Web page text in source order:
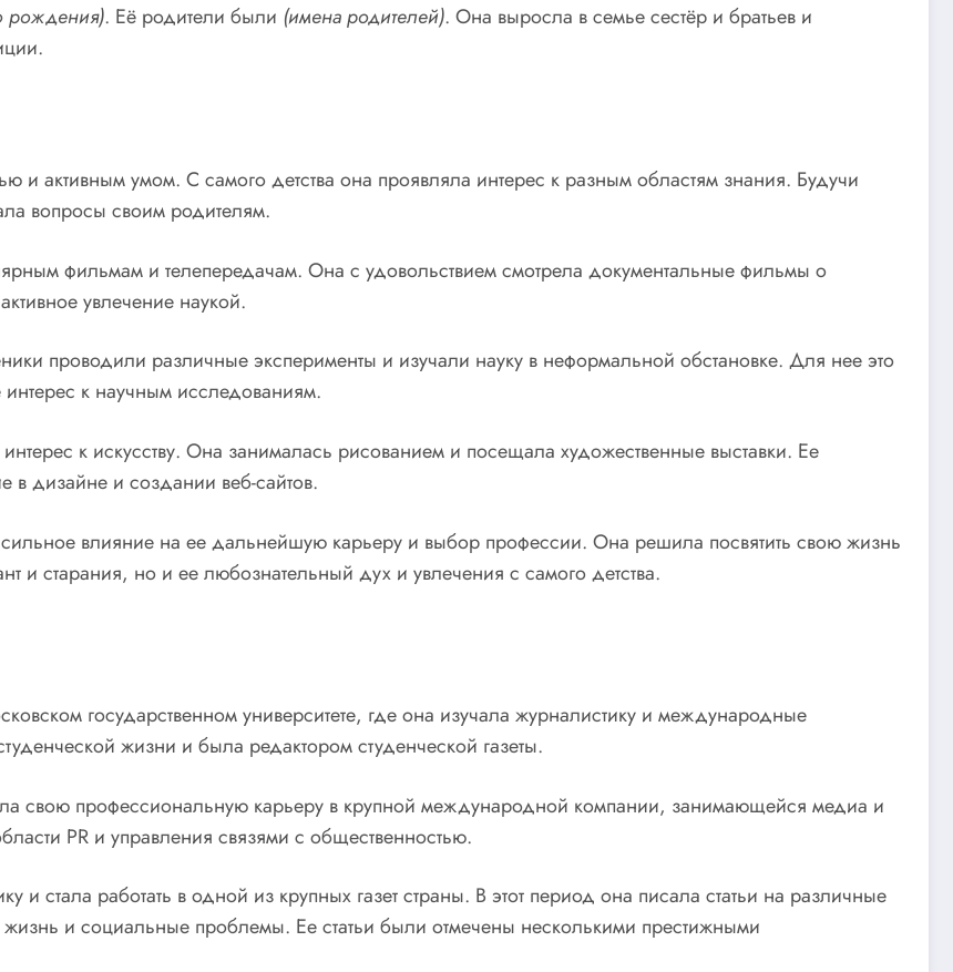
рождения). Её родители были (имена родителей). Она выросла в семье сестёр и братьев и
и активным умом. С самого детства она проявляла интерес к разным областям знания. Будучи
вопросы своим родителям.
фильмам и телепередачам. Она с удовольствием смотрела документальные фильмы о
увлечение наукой.
проводили различные эксперименты и изучали науку в неформальной обстановке. Для нее это
к научным исследованиям.
к искусству. Она занималась рисованием и посещала художественные выставки. Ее
в дизайне и создании веб-сайтов.
влияние на ее дальнейшую карьеру и выбор профессии. Она решила посвятить свою жизнь
и старания, но и ее любознательный дух и увлечения с самого детства.
государственном университете, где она изучала журналистику и международные
жизни и была редактором студенческой газеты.
свою профессиональную карьеру в крупной международной компании, занимающейся медиа и
PR и управления связями с общественностью.
и стала работать в одной из крупных газет страны. В этот период она писала статьи на различные
и социальные проблемы. Ее статьи были отмечены несколькими престижными